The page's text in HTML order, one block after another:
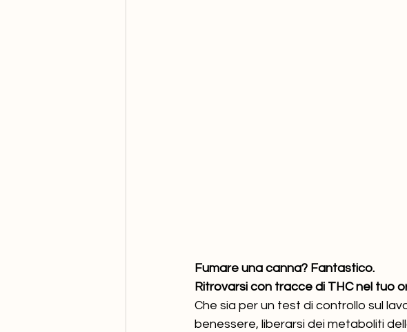
Fumare una canna? Fantastico.
Ritrovarsi con tracce di THC nel tuo
Che sia per un test di controllo sul
benessere, liberarsi dei metaboliti